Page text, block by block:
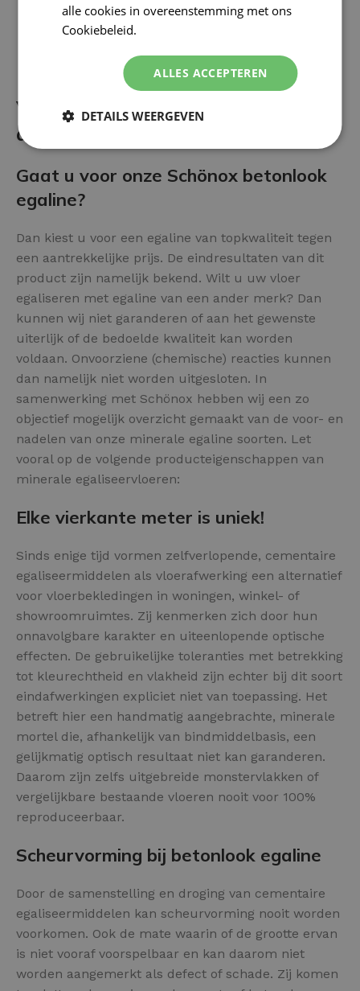
Voor- en nadelen van het
afwerken met Betonlook Egaline:
Gaat u voor onze Schönox betonlook
egaline?
Dan kiest u voor een egaline van topkwaliteit tegen
een aantrekkelijke prijs. De eindresultaten van dit
product zijn namelijk bekend. Wilt u uw vloer
egaliseren met egaline van een ander merk? Dan
kunnen wij niet garanderen of aan het gewenste
uiterlijk of de bedoelde kwaliteit kan worden
voldaan. Onvoorziene (chemische) reacties kunnen
dan namelijk niet worden uitgesloten. In
samenwerking met Schönox hebben wij een zo
objectief mogelijk overzicht gemaakt van de voor- en
nadelen van onze minerale egaline soorten. Let
vooral op de volgende producteigenschappen van
minerale egaliseervloeren:
Elke vierkante meter is uniek!
Sinds enige tijd vormen zelfverlopende, cementaire
egaliseermiddelen als vloerafwerking een alternatief
voor vloerbekledingen in woningen, winkel- of
showroomruimtes. Zij kenmerken zich door hun
onnavolgbare karakter en uiteenlopende optische
effecten. De gebruikelijke toleranties met betrekking
tot kleurechtheid en vlakheid zijn echter bij dit soort
eindafwerkingen expliciet niet van toepassing. Het
betreft hier een handmatig aangebrachte, minerale
mortel die, afhankelijk van bindmiddelbasis, een
gelijkmatig optisch resultaat niet kan garanderen.
Daarom zijn zelfs uitgebreide monstervlakken of
vergelijkbare bestaande vloeren nooit voor 100%
reproduceerbaar.
Scheurvorming bij betonlook egaline
Door de samenstelling en droging van cementaire
egaliseermiddelen kan scheurvorming nooit worden
voorkomen. Ook de mate waarin of de grootte ervan
is niet vooraf voorspelbaar en kan daarom niet
worden aangemerkt als defect of schade. Zij komen
alle cookies in overeenstemming met ons
Cookiebeleid.
ALLES ACCEPTEREN
DETAILS WEERGEVEN